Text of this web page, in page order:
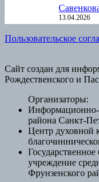
13.04.2026
Пользовательское
Сайт создан для
Рождественского и
Организаторы:
Информационно-
района Санкт-
Центр духовной
учреждение
Фрунзенского